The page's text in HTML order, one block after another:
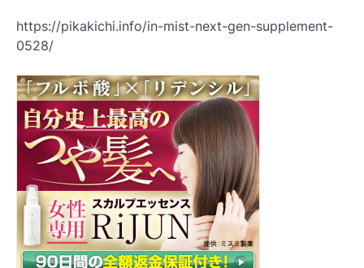
https://pikakichi.info/in-mist-next-gen-supplement-
0528/